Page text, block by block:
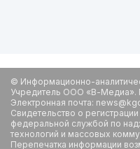
© Информационно-
Учредитель ООО «В-Медиа».
Электронная почта:
Свидетельство о
федеральной службой по
технологий и массовых
Перепечатка информации